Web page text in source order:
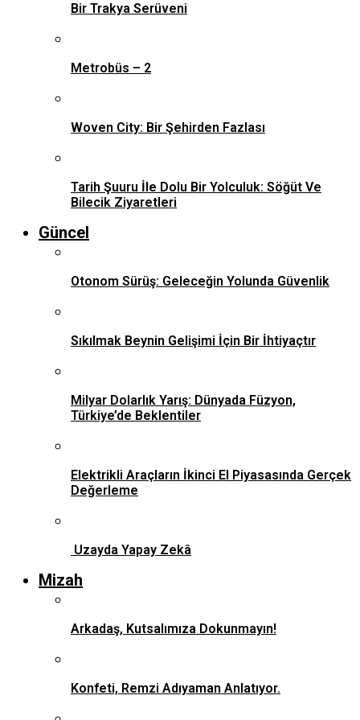
Bir Trakya Serüveni
Metrobüs – 2
Woven City: Bir Şehirden Fazlası
Tarih Şuuru İle Dolu Bir Yolculuk: Söğüt Ve
Bilecik Ziyaretleri
Güncel
Otonom Sürüş: Geleceğin Yolunda Güvenlik
Sıkılmak Beynin Gelişimi İçin Bir İhtiyaçtır
Milyar Dolarlık Yarış: Dünyada Füzyon,
Türkiye’de Beklentiler
Elektrikli Araçların İkinci El Piyasasında Gerçek
Değerleme
Uzayda Yapay Zekâ
Mizah
Arkadaş, Kutsalımıza Dokunmayın!
Konfeti, Remzi Adıyaman Anlatıyor.